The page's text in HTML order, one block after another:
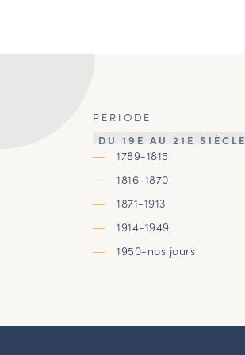
PÉRIODE
DU 19E AU 21E SIÈCLE
1789-1815
1816-1870
1871-1913
1914-1949
1950-nos jours